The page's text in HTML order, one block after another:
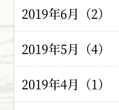
2019年6月（2）
2019年5月（4）
2019年4月（1）